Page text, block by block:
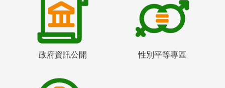
政府資訊公開 性別平等專區